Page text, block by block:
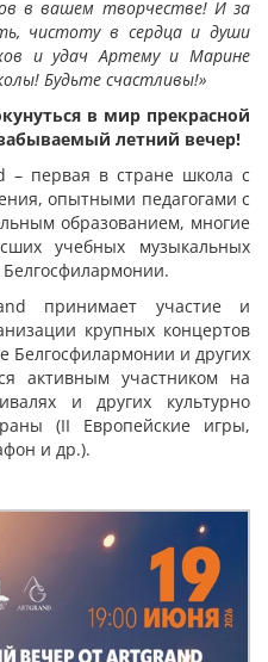
в вашем творчестве! И за
чистоту в сердца и души
и удач Артему и Марине
Будьте счастливы!»
в мир прекрасной
летний вечер!
– первая в стране школа с
опытными педагогами с
образованием, многие
учебных музыкальных
принимает участие и
крупных концертов
Белгосфилармонии и других
активным участником на
и других культурно
(II Европейские игры,
и др.).